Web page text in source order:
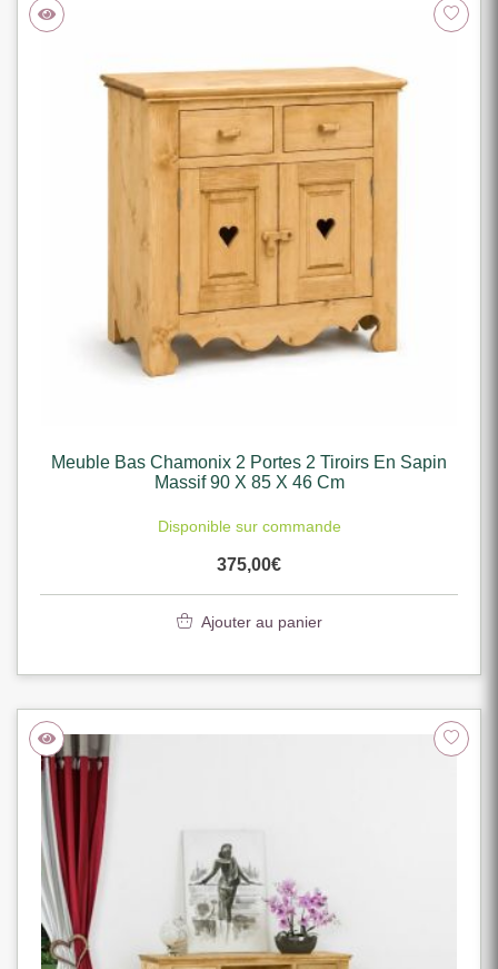
Meuble Bas Chamonix 2 Portes 2 Tiroirs En Sapin
Massif 90 X 85 X 46 Cm
Disponible sur commande
375,00€
Ajouter au panier